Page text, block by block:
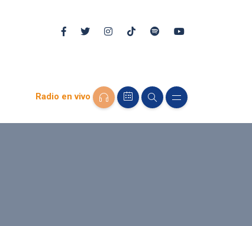
Radio en vivo